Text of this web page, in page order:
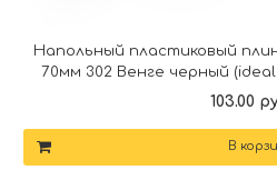
Напольный пластиковый
70мм 302 Венге черный
103.00
В